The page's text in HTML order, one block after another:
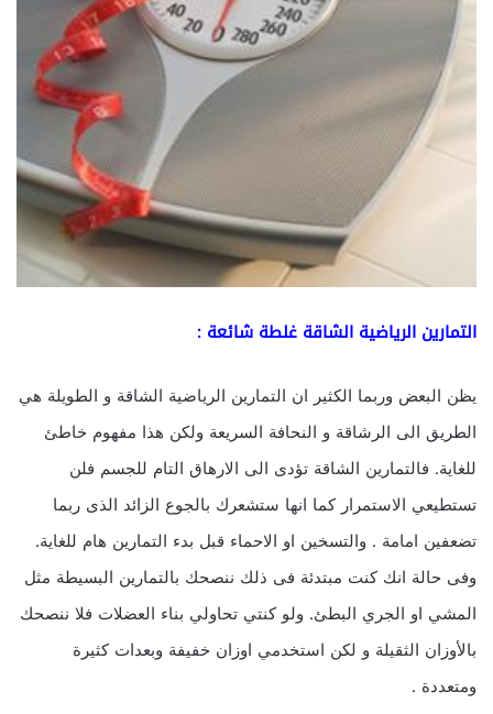
التمارين الرياضية الشاقة غلطة شائعة :
يظن البعض وربما الكثير ان التمارين الرياضية الشاقة و الطويلة هي
الطريق الى الرشاقة و النحافة السريعة ولكن هذا مفهوم خاطئ
للغاية. فالتمارين الشاقة تؤدى الى الارهاق التام للجسم فلن
تستطيعي الاستمرار كما انها ستشعرك بالجوع الزائد الذى ربما
تضعفين امامة . والتسخين او الاحماء قبل بدء التمارين هام للغاية.
وفى حالة انك كنت مبتدئة فى ذلك ننصحك بالتمارين البسيطة مثل
المشي او الجري البطئ. ولو كنتي تحاولي بناء العضلات فلا ننصحك
بالأوزان الثقيلة و لكن استخدمي اوزان خفيفة وبعدات كثيرة
ومتعددة .